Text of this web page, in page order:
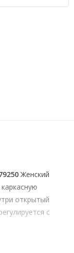
Женский
открытый
с